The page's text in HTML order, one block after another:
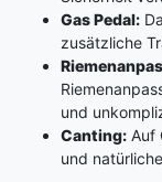
Gas Pedal:
zusätzliche
und
Canting: Auf
und